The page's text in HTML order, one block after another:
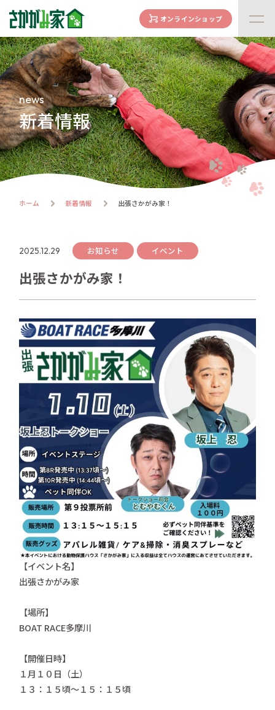
concept
さかがみ家の想い
family
家族になる前に
dogs
わんわん一覧
cats
にゃんにゃん一覧
譲渡までの流れ
ハウス紹介
online store
さかがみ家おすすめグッズ
新着情報
contact
お問い合わせ
プライバシーポリシー 特定商取引法
オンラインショップ
news
新着情報
ホーム 新着情報 出張さかがみ家！
2025.12.29 お知らせ イベント
出張さかがみ家！
【イベント名】
出張さかがみ家
【場所】
BOAT RACE多摩川
【開催日時】
１月１０日（土）
１３：１５頃〜１５：１５頃